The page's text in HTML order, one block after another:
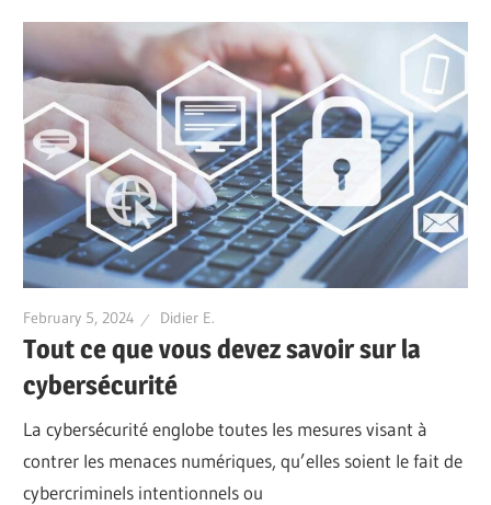
February 5, 2024 Didier E.
Tout ce que vous devez savoir sur la
cybersécurité
La cybersécurité englobe toutes les mesures visant à
contrer les menaces numériques, qu’elles soient le fait de
cybercriminels intentionnels ou